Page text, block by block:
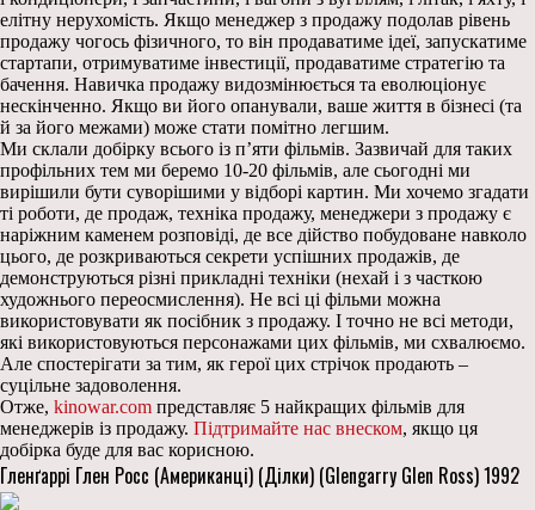
елітну нерухомість. Якщо менеджер з продажу подолав рівень
продажу чогось фізичного, то він продаватиме ідеї, запускатиме
стартапи, отримуватиме інвестиції, продаватиме стратегію та
бачення. Навичка продажу видозмінюється та еволюціонує
нескінченно. Якщо ви його опанували, ваше життя в бізнесі (та
й за його межами) може стати помітно легшим.
Ми склали добірку всього із п’яти фільмів. Зазвичай для таких
профільних тем ми беремо 10-20 фільмів, але сьогодні ми
вирішили бути суворішими у відборі картин. Ми хочемо згадати
ті роботи, де продаж, техніка продажу, менеджери з продажу є
наріжним каменем розповіді, де все дійство побудоване навколо
цього, де розкриваються секрети успішних продажів, де
демонструються різні прикладні техніки (нехай і з часткою
художнього переосмислення). Не всі ці фільми можна
використовувати як посібник з продажу. І точно не всі методи,
які використовуються персонажами цих фільмів, ми схвалюємо.
Але спостерігати за тим, як герої цих стрічок продають –
суцільне задоволення.
Отже, kinowar.com представляє 5 найкращих фільмів для
менеджерів із продажу. Підтримайте нас внеском, якщо ця
добірка буде для вас корисною.
Гленґаррі Глен Росс (Американці) (Ділки) (Glengarry Glen Ross) 1992